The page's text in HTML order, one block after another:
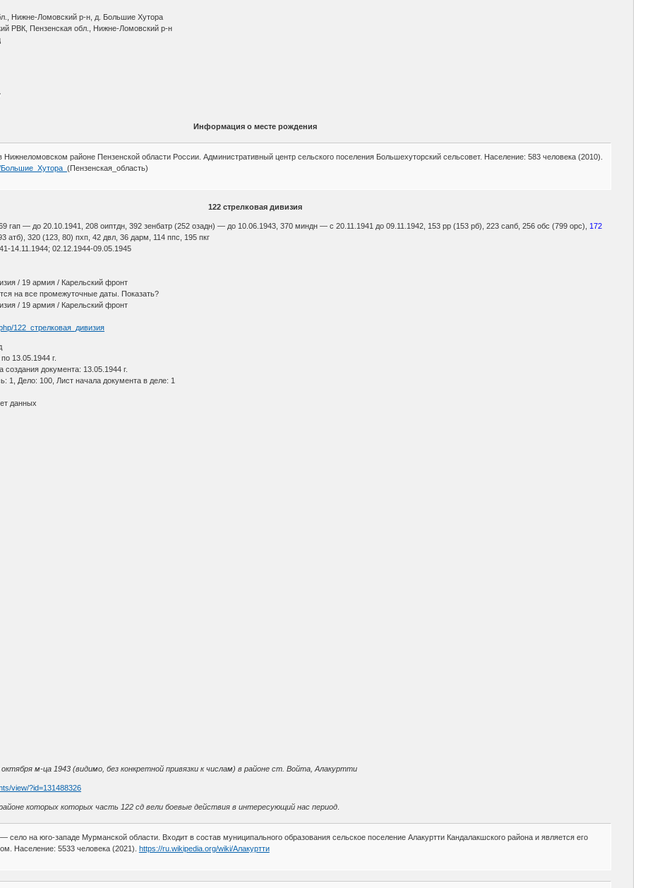
Нижне-Ломовский р-н, д. Большие Хутора
РВК, Пензенская обл., Нижне-Ломовский р-н
Информация о месте рождения
районе Пензенской области России. Административный центр сельского поселения Большехуторский сельсовет. Население: 583 человека (2010).
(Пензенская_область)
122 стрелковая дивизия
гап — до 20.10.1941, 208 оиптдн, 392 зенбатр (252 озадн) — до 10.06.1943, 370 миндн — с 20.11.1941 до 09.11.1942, 153 рр (153 рб), 223 сапб, 256 обс (799 орс), 172
атб), 320 (123, 80) пхп, 42 двл, 36 дарм, 114 ппс, 195 пкг
14.11.1944; 02.12.1944-09.05.1945
/ 19 армия / Карельский фронт
на все промежуточные даты. Показать?
/ 19 армия / Карельский фронт
122_стрелковая_дивизия
13.05.1944 г.
документа: 13.05.1944 г.
Дело: 100, Лист начала документа в деле: 1
данных
м-ца 1943 (видимо, без конкретной привязки к числам) в районе ст. Войта, Алакуртти
view/?id=131488326
которых которых часть 122 сд вели боевые действия в интересующий нас период
село на юго-западе Мурманской области. Входит в состав муниципального образования сельское поселение Алакуртти Кандалакшского района и является его
Население: 5533 человека (2021). https://ru.wikipedia.org/wiki/Алакуртти